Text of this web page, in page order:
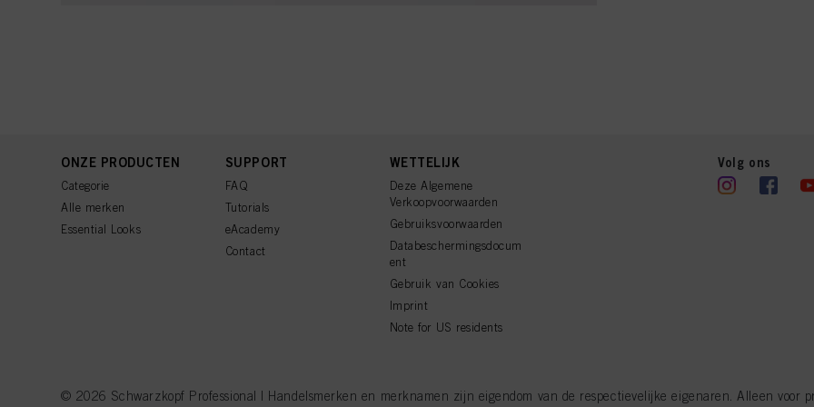
ONZE PRODUCTEN
Categorie
Alle merken
Essential Looks
SUPPORT
FAQ
Tutorials
eAcademy
Contact
WETTELIJK
Deze Algemene
Verkoopvoorwaarden
Gebruiksvoorwaarden
Databeschermingsdocum
ent
Gebruik van Cookies
Imprint
Note for US residents
Volg ons
© 2026 Schwarzkopf Professional | Handelsmerken en merknamen zijn eigendom van de respectievelijke eigenaren. Alleen voor